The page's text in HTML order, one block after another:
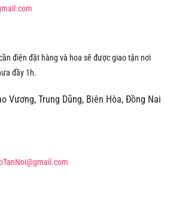
điện đặt hàng và hoa sẽ được giao tận nơi
đầy 1h.
Vương, Trung Dũng, Biên Hòa, Đồng Nai